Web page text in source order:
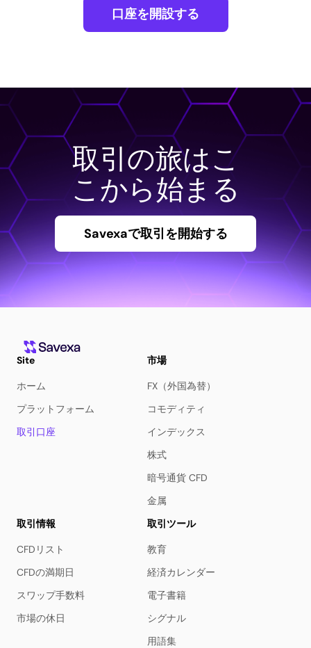
口座を開設する
取引の旅はこ
こから始まる
Savexaで取引を開始する
Site
ホーム
プラットフォーム
取引口座
市場
FX（外国為替）
コモディティ
インデックス
株式
暗号通貨 CFD
金属
取引情報
CFDリスト
CFDの満期日
スワップ手数料
市場の休日
取引ツール
教育
経済カレンダー
電子書籍
シグナル
用語集